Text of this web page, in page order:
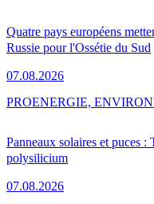
Quatre pays européens
Russie pour l'Ossétie du Sud
07.08.2026
Panneaux solaires et puces
polysilicium
07.08.2026
PROENERGIE,